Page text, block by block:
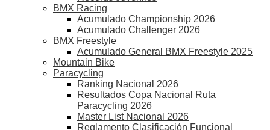
BMX Racing
Acumulado Championship 2026
Acumulado Challenger 2026
BMX Freestyle
Acumulado General BMX Freestyle 2025
Mountain Bike
Paracycling
Ranking Nacional 2026
Resultados Copa Nacional Ruta
Paracycling 2026
Master List Nacional 2026
Reglamento Clasificación Funcional